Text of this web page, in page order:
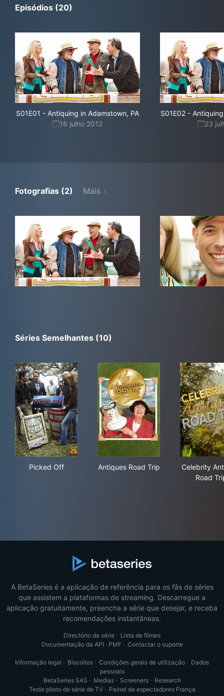
Episódios (20)
S01E01 - Antiquing in Adamstown, PA
16 julho 2012
S01E02-
23
Fotografias (2) Mais
Séries Semelhantes (10)
Picked Off Antiques Road Trip
Celebrity
Road
A BetaSeries é a aplicação de referência para os fãs de séries
que assistem a plataformas de streaming. Descarregue a
aplicação gratuitamente, preencha a série que desejar, e receba
recomendações instantâneas.
Directório da série · Lista de filmes
Documentação da API · PMF· Contactar o suporte
Informação legal · Biscoitos · Condições gerais de utilização · Dados
pessoais
BetaSeries SAS · Medias· Screeners· Research
Teste piloto de série de TV· Painel de espectadores França